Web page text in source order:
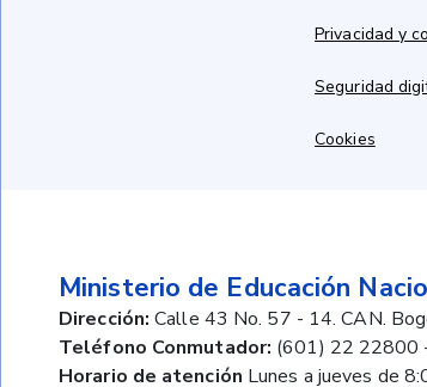
Privacidad y
Seguridad
Cookies
Ministerio de Educación
Dirección: Calle 43 No. 57 - 14. CAN.
Teléfono Conmutador: (601) 22 22800
Horario de atención Lunes a jueves de